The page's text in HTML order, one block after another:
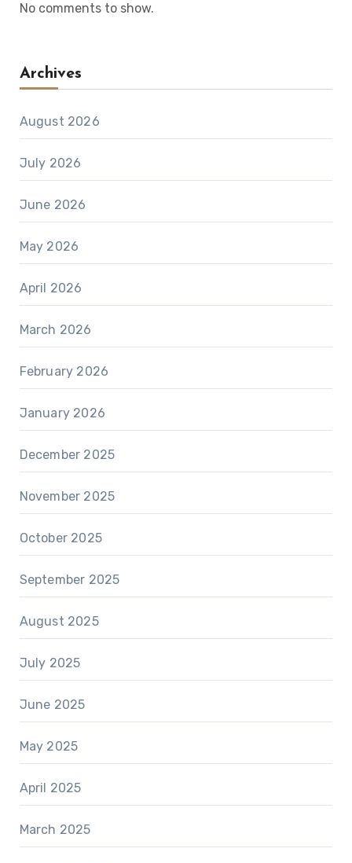
No comments to show.
Archives
August 2026
July 2026
June 2026
May 2026
April 2026
March 2026
February 2026
January 2026
December 2025
November 2025
October 2025
September 2025
August 2025
July 2025
June 2025
May 2025
April 2025
March 2025